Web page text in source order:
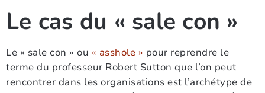
Le cas du « sale con »
Le « sale con » ou « asshole » pour reprendre le
terme du professeur Robert Sutton que l’on peut
rencontrer dans les organisations est l’archétype de